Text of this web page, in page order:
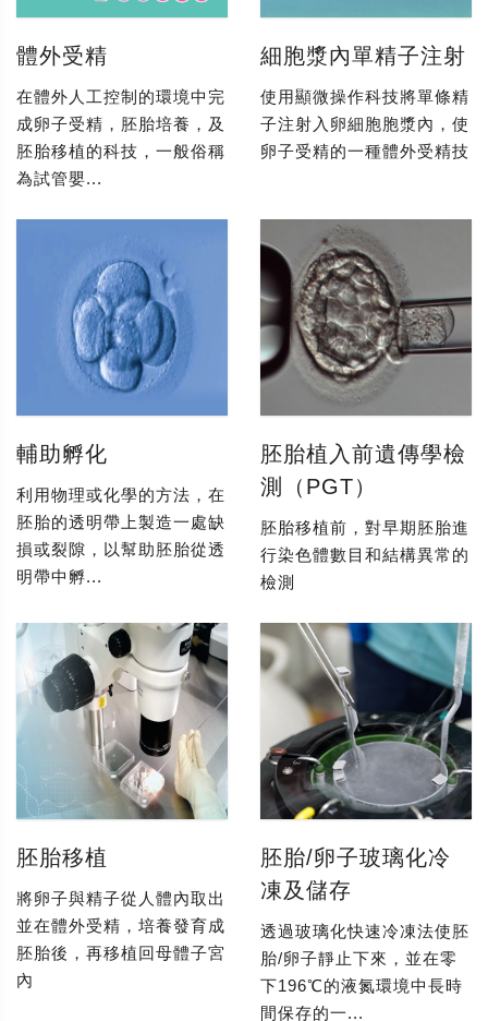
體外受精
在體外人工控制的環境中完
成卵子受精，胚胎培養，及
胚胎移植的科技，一般俗稱
為試管嬰...
細胞漿內單精子注射
使用顯微操作科技將單條精
子注射入卵細胞胞漿內，使
卵子受精的一種體外受精技
輔助孵化
利用物理或化學的方法，在
胚胎的透明帶上製造一處缺
損或裂隙，以幫助胚胎從透
明帶中孵...
胚胎植入前遺傳學檢
測（PGT）
胚胎移植前，對早期胚胎進
行染色體數目和結構異常的
檢測
胚胎移植
將卵子與精子從人體內取出
並在體外受精，培養發育成
胚胎後，再移植回母體子宮
內
胚胎/卵子玻璃化冷
凍及儲存
透過玻璃化快速冷凍法使胚
胎/卵子靜止下來，並在零
下196℃的液氮環境中長時
間保存的一...